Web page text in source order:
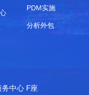
PDM实施
分析外包
中心 F座